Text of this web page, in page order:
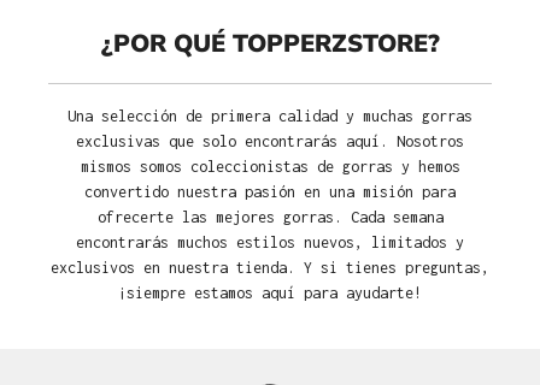
¿POR QUÉ TOPPERZSTORE?
Una selección de primera calidad y muchas gorras
exclusivas que solo encontrarás aquí. Nosotros
mismos somos coleccionistas de gorras y hemos
convertido nuestra pasión en una misión para
ofrecerte las mejores gorras. Cada semana
encontrarás muchos estilos nuevos, limitados y
exclusivos en nuestra tienda. Y si tienes preguntas,
¡siempre estamos aquí para ayudarte!